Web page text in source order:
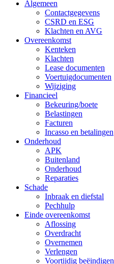
Algemeen
Contactgegevens
CSRD en ESG
Klachten en AVG
Overeenkomst
Kenteken
Klachten
Lease documenten
Voertuigdocumenten
Wijziging
Financieel
Bekeuring/boete
Belastingen
Facturen
Incasso en betalingen
Onderhoud
APK
Buitenland
Onderhoud
Reparaties
Schade
Inbraak en diefstal
Pechhulp
Einde overeenkomst
Aflossing
Overdracht
Overnemen
Verlengen
Voortijdig beëindigen